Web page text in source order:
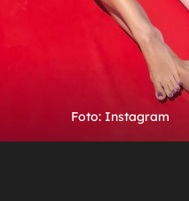
Foto: Instagram